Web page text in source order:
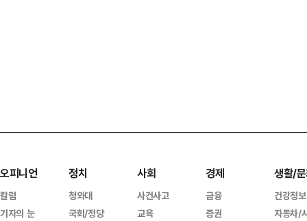
오피니언
칼럼
기자의 눈
정치
청와대
국회/정당
사회
사건사고
교육
경제
금융
증권
생활/
건강정보
자동차/